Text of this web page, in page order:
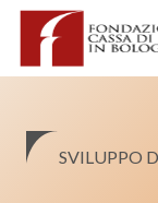
Skip
SVILUPPO